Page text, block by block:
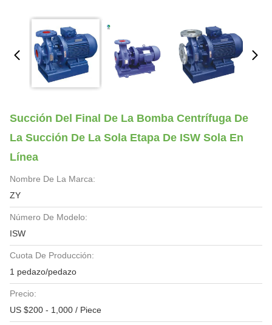
Succión Del Final De La Bomba Centrífuga De
La Succión De La Sola Etapa De ISW Sola En
Línea
Nombre De La Marca:
ZY
Número De Modelo:
ISW
Cuota De Producción:
1 pedazo/pedazo
Precio:
US $200 - 1,000 / Piece